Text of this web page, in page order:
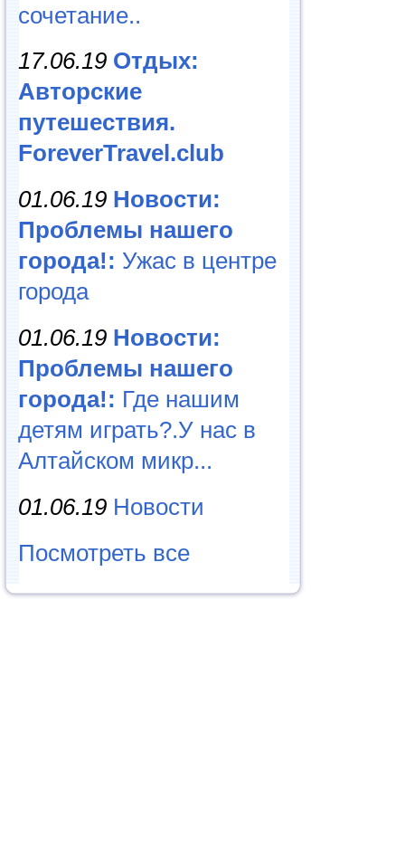
сочетание..
17.06.19 Отдых:
Авторские
путешествия.
ForeverTravel.club
01.06.19 Новости:
Проблемы нашего
города!: Ужас в центре
города
01.06.19 Новости:
Проблемы нашего
города!: Где нашим
детям играть?.У нас в
Алтайском микр...
01.06.19 Новости
Посмотреть все